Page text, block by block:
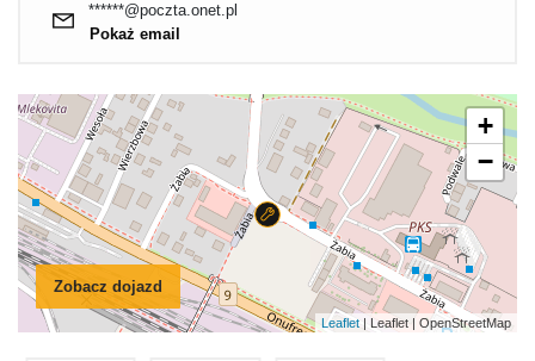
******@poczta.onet.pl
Pokaż email
Zobacz dojazd
+
−
Leaflet | Leaflet | OpenStreetMap